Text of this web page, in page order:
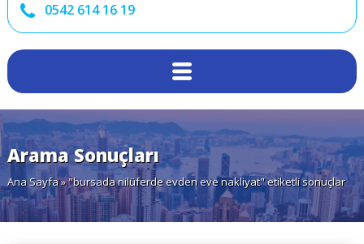
0542 614 16 19
Arama Sonuçları
Ana Sayfa» "bursada nilüferde evden eve nakliyat" etiketli sonuçlar